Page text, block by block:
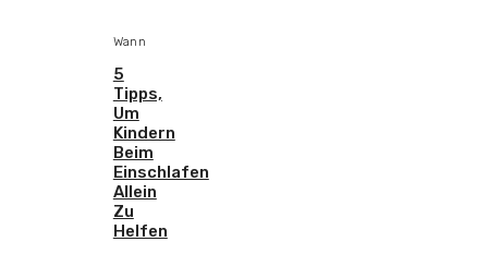
Wann
5
Tipps,
Um
Kindern
Beim
Einschlafen
Allein
Zu
Helfen